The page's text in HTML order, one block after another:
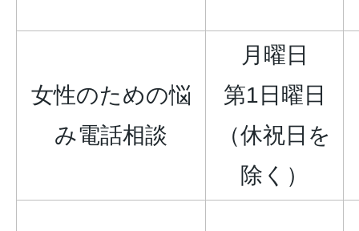
女性のための悩
み電話相談
月曜日
第1日曜日
（休祝日を
除く）